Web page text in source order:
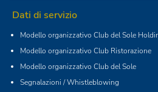
Dati di servizio
Modello organizzativo Club del Sole
Modello organizzativo Club Ristorazione
Modello organizzativo Club del Sole
Segnalazioni / Whistleblowing